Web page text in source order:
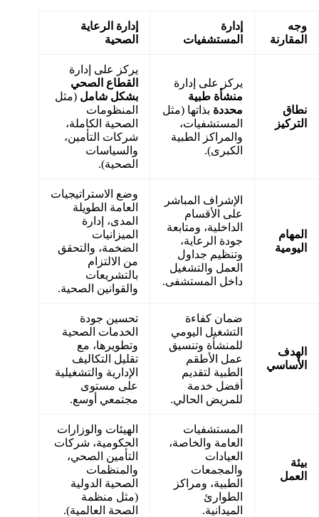
وجه
المقارنة
إدارة
المستشفيات
إدارة الرعاية
الصحية
نطاق
التركيز
يركز على إدارة
منشأة طبية
محددة بذاتها (مثل
المستشفيات،
والمراكز الطبية
الكبرى).
يركز على إدارة
القطاع الصحي
بشكل شامل (مثل
المنظومات
الصحية الكاملة،
شركات التأمين،
والسياسات
الصحية).
المهام
اليومية
الإشراف المباشر
على الأقسام
الداخلية، ومتابعة
جودة الرعاية،
وتنظيم جداول
العمل والتشغيل
داخل المستشفى.
وضع الاستراتيجيات
العامة الطويلة
المدى، إدارة
الميزانيات
الضخمة، والتحقق
من الالتزام
بالتشريعات
والقوانين الصحية.
الهدف
الأساسي
ضمان كفاءة
التشغيل اليومي
للمنشأة وتنسيق
عمل الأطقم
الطبية لتقديم
أفضل خدمة
للمريض الحالي.
تحسين جودة
الخدمات الصحية
وتطويرها، مع
تقليل التكاليف
الإدارية والتشغيلية
على مستوى
مجتمعي أوسع.
بيئة
العمل
المستشفيات
العامة والخاصة،
العيادات
والمجمعات
الطبية، ومراكز
الطوارئ
الميدانية.
الهيئات والوزارات
الحكومية، شركات
التأمين الصحي،
والمنظمات
الصحية الدولية
(مثل منظمة
الصحة العالمية).